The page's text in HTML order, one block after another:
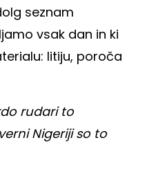
seznam
vsak dan in ki
litiju, poroča
rudari to
Nigeriji so to